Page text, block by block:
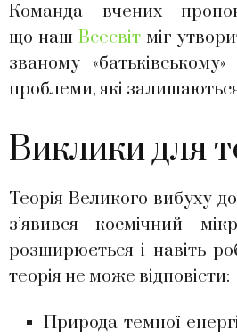
Команда вчених
що наш Всесвіт міг
званому
проблеми, які
Виклики для
Теорія Великого вибуху
з’явився космічний
розширюється і навіть
теорія не може відповісти:
Природа темної